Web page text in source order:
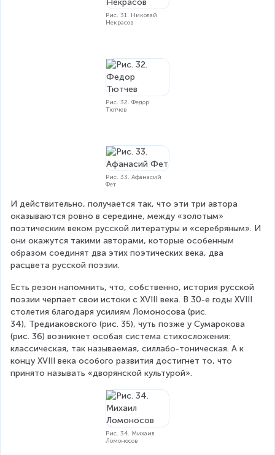
Рис. 31. Николай
Некрасов
Рис. 32. Федор
Тютчев
Рис. 33. Афанасий
Фет
И действительно, получается так, что эти три автора
оказываются ровно в середине, между «золотым»
поэтическим веком русской литературы и «серебряным». И
они окажутся такими авторами, которые особенным
образом соединят два этих поэтических века, два
расцвета русской поэзии.
Есть резон напомнить, что, собственно, история русской
поэзии черпает свои истоки с XVIII века. В 30-е годы XVIII
столетия благодаря усилиям Ломоносова (рис.
34), Тредиаковского (рис. 35), чуть позже у Сумарокова
(рис. 36) возникнет особая система стихосложения:
классическая, так называемая, силлабо-тоническая. А к
концу XVIII века особого развития достигнет то, что
принято называть «дворянской культурой».
Рис. 34. Михаил
Ломоносов